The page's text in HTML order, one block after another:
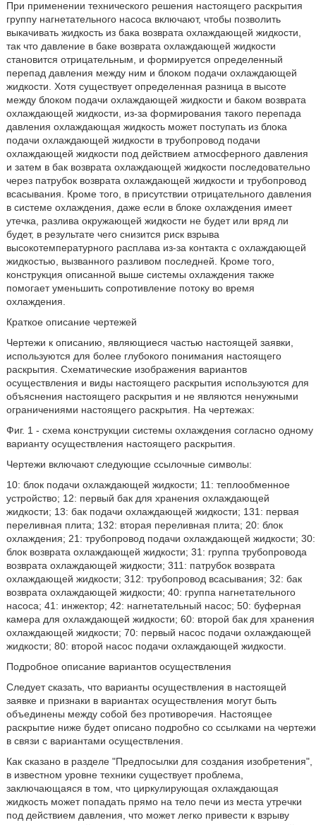
При применении технического решения настоящего раскрытия
группу нагнетательного насоса включают, чтобы позволить
выкачивать жидкость из бака возврата охлаждающей жидкости,
так что давление в баке возврата охлаждающей жидкости
становится отрицательным, и формируется определенный
перепад давления между ним и блоком подачи охлаждающей
жидкости. Хотя существует определенная разница в высоте
между блоком подачи охлаждающей жидкости и баком возврата
охлаждающей жидкости, из-за формирования такого перепада
давления охлаждающая жидкость может поступать из блока
подачи охлаждающей жидкости в трубопровод подачи
охлаждающей жидкости под действием атмосферного давления
и затем в бак возврата охлаждающей жидкости последовательно
через патрубок возврата охлаждающей жидкости и трубопровод
всасывания. Кроме того, в присутствии отрицательного давления
в системе охлаждения, даже если в блоке охлаждения имеет
утечка, разлива окружающей жидкости не будет или вряд ли
будет, в результате чего снизится риск взрыва
высокотемпературного расплава из-за контакта с охлаждающей
жидкостью, вызванного разливом последней. Кроме того,
конструкция описанной выше системы охлаждения также
помогает уменьшить сопротивление потоку во время
охлаждения.
Краткое описание чертежей
Чертежи к описанию, являющиеся частью настоящей заявки,
используются для более глубокого понимания настоящего
раскрытия. Схематические изображения вариантов
осуществления и виды настоящего раскрытия используются для
объяснения настоящего раскрытия и не являются ненужными
ограничениями настоящего раскрытия. На чертежах:
Фиг. 1 - схема конструкции системы охлаждения согласно одному
варианту осуществления настоящего раскрытия.
Чертежи включают следующие ссылочные символы:
10: блок подачи охлаждающей жидкости; 11: теплообменное
устройство; 12: первый бак для хранения охлаждающей
жидкости; 13: бак подачи охлаждающей жидкости; 131: первая
переливная плита; 132: вторая переливная плита; 20: блок
охлаждения; 21: трубопровод подачи охлаждающей жидкости; 30:
блок возврата охлаждающей жидкости; 31: группа трубопровода
возврата охлаждающей жидкости; 311: патрубок возврата
охлаждающей жидкости; 312: трубопровод всасывания; 32: бак
возврата охлаждающей жидкости; 40: группа нагнетательного
насоса; 41: инжектор; 42: нагнетательный насос; 50: буферная
камера для охлаждающей жидкости; 60: второй бак для хранения
охлаждающей жидкости; 70: первый насос подачи охлаждающей
жидкости; 80: второй насос подачи охлаждающей жидкости.
Подробное описание вариантов осуществления
Следует сказать, что варианты осуществления в настоящей
заявке и признаки в вариантах осуществления могут быть
объединены между собой без противоречия. Настоящее
раскрытие ниже будет описано подробно со ссылками на чертежи
в связи с вариантами осуществления.
Как сказано в разделе "Предпосылки для создания изобретения",
в известном уровне техники существует проблема,
заключающаяся в том, что циркулирующая охлаждающая
жидкость может попадать прямо на тело печи из места утречки
под действием давления, что может легко привести к взрыву